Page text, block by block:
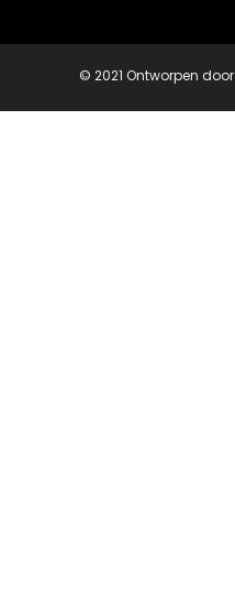
© 2021 Ontworpen door